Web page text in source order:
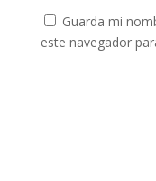
Guarda mi
este navegador